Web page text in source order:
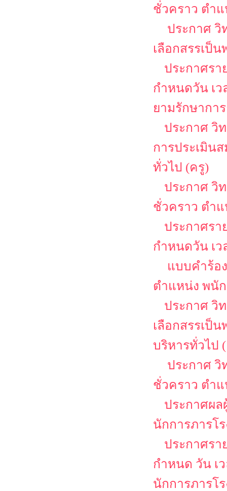
ชั่วคราว ตำ
ประกาศ วิ
เลือกสรรเป็
ประกาศรา
กำหนดวัน เ
ยามรักษากา
ประกาศ วิ
การประเมิน
ทั่วไป (ครู)
ประกาศ วิ
ชั่วคราว ตำ
ประกาศรา
กำหนดวัน เว
แบบคำร้อ
ตำแหน่ง พนั
ประกาศ วิ
เลือกสรรเป็
บริหารทั่วไป
ประกาศ วิ
ชั่วคราว ตำแ
ประกาศผ
นักการภารโร
ประกาศรา
กำหนด วัน เ
นักการภารโร